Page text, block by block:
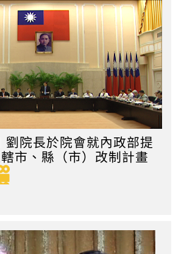
劉院長於院會就內政部提
市、縣（市）改制計畫